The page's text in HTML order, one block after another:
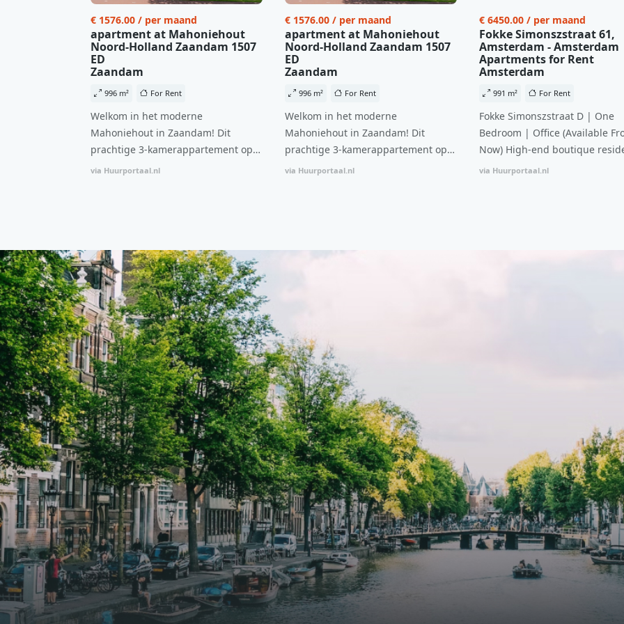
€ 1576.00 / per maand
apartment at Mahoniehout
Noord-Holland Zaandam 1507
ED
Zaandam
996 m² For Rent
Welkom in het moderne
Mahoniehout in Zaandam! Dit
prachtige 3-kamerappartement op
de 6e verdieping biedt een ideale
van €107,50 per maand is dit een
geweldige kans voor professionals
die op zoek zijn naar een woning die
direct beschikbaar is vanaf 1 april
2026. Bij binnenkomst word je
verwelkomd in een ruime
woonkamer met open keuken,
samen goed voor 44 m² aan
leefruimte. De lichte woonkamer
biedt genoeg ruimte voor een
gezellige zithoek én een stijlvolle
eethoek. De keuken is van alle
gemakken voorzien, perfect voor het
bereiden van heerlijke maaltijden.
Vanuit de woonkamer stap je zo het
balkon op, waar je kunt genieten
van een prachtig uitzicht en een
moment van rust. De woning
beschikt over twee comfortabele
slaapkamers van respectievelijk 12,1
m² en 8 m². Beide kamers bieden tal
van mogelijkheden, zoals een fijne
werkplek, een logeerkamer of een
via Huurportaal.nl
€ 1576.00 / per maand
apartment at Mahoniehout
Noord-Holland Zaandam 1507
ED
Zaandam
996 m² For Rent
Welkom in het moderne
Mahoniehout in Zaandam! Dit
prachtige 3-kamerappartement op
de 6e verdieping biedt een ideale
van €107,50 per maand is dit een
woonkamer met open keuken,
samen goed voor 44 m² aan
leefruimte. De lichte woonkamer
biedt genoeg ruimte voor een
gezellige zithoek én een stijlvolle
eethoek. De keuken is van alle
gemakken voorzien, perfect voor het
bereiden van heerlijke maaltijden.
Vanuit de woonkamer stap je zo het
balkon op, waar je kunt genieten
van een prachtig uitzicht en een
moment van rust. De woning
beschikt over twee comfortabele
slaapkamers van respectievelijk 12,1
m² en 8 m². Beide kamers bieden tal
van mogelijkheden, zoals een fijne
werkplek, een logeerkamer of een
via Huurportaal.nl
€ 6450.00 / per maand
Fokke Simonszstraat 61,
Amsterdam - Amsterdam
Apartments for Rent
Amsterdam
991 m² For Rent
Fokke Simonszstraat D | One
Bedroom | Office (Available
Now) High-end boutique
complex in De Pijp feautring an
storage and secure bicycle
with an elegant lobby with an
elevator and green communal
spaces.The building
solar panels to generate
supply. The windows have
control glazing, and the
have climate control driven by
thermal energy storage
Underfloor heating and
environment. The atriums'
via Huurportaal.nl